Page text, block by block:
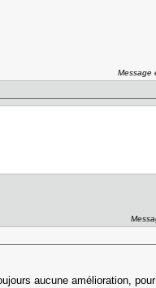
Message
aucune amélioration,